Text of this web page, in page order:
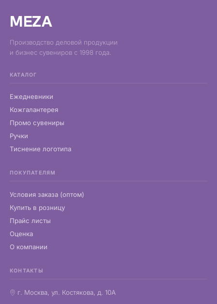
MEZA
Производство деловой продукции
и бизнес сувениров с 1998 года.
КАТАЛОГ
Ежедневники
Кожгалантерея
Промо сувениры
Ручки
Тиснение логотипа
ПОКУПАТЕЛЯМ
Условия заказа (оптом)
Купить в розницу
Прайс листы
Оценка
О компании
КОНТАКТЫ
г. Москва, ул. Костякова, д. 10А